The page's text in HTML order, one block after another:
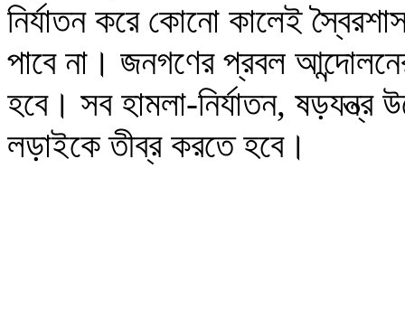
নির্যাতন করে কোনো কালেই
পাবে না। জনগণের প্রবল
হবে। সব হামলা-নির্যাতন, ষড়যন্ত্র
লড়াইকে তীব্র করতে হবে।